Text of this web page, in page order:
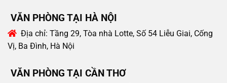
VĂN PHÒNG TẠI HÀ NỘI
Địa chỉ: Tầng 29, Tòa nhà Lotte, Số 54 Liễu Giai, Cống
Vị, Ba Đình, Hà Nội
VĂN PHÒNG TẠI CẦN THƠ